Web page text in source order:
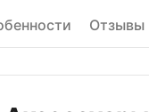
Отзывы